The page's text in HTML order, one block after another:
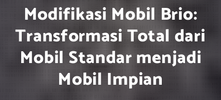
Modifikasi Mobil Brio:
Transformasi Total dari
Mobil Standar menjadi
Mobil Impian